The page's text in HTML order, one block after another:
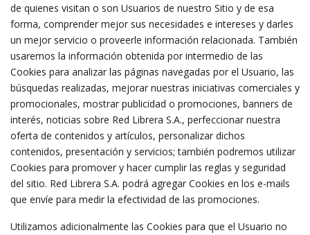
de quienes visitan o son Usuarios de nuestro Sitio y de esa
forma, comprender mejor sus necesidades e intereses y darles
un mejor servicio o proveerle información relacionada. También
usaremos la información obtenida por intermedio de las
Cookies para analizar las páginas navegadas por el Usuario, las
búsquedas realizadas, mejorar nuestras iniciativas comerciales y
promocionales, mostrar publicidad o promociones, banners de
interés, noticias sobre Red Librera S.A., perfeccionar nuestra
oferta de contenidos y artículos, personalizar dichos
contenidos, presentación y servicios; también podremos utilizar
Cookies para promover y hacer cumplir las reglas y seguridad
del sitio. Red Librera S.A. podrá agregar Cookies en los e-mails
que envíe para medir la efectividad de las promociones.
Utilizamos adicionalmente las Cookies para que el Usuario no